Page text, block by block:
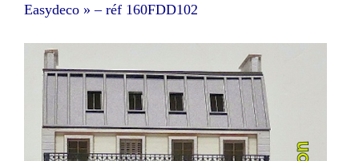
Easydeco » – réf 160FDD102